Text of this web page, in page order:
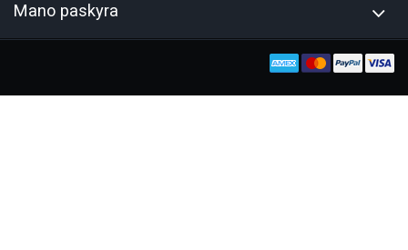
Mano paskyra